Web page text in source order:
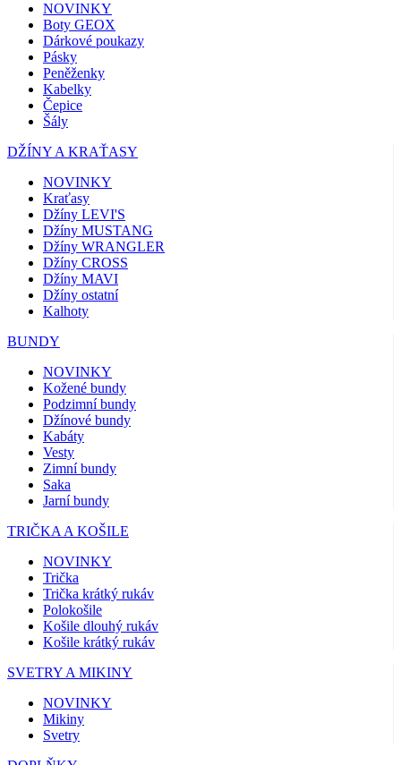
NOVINKY
Boty GEOX
Dárkové poukazy
Pásky
Peněženky
Kabelky
Čepice
Šály
DŽÍNY A KRAŤASY
NOVINKY
Kraťasy
Džíny LEVI'S
Džíny MUSTANG
Džíny WRANGLER
Džíny CROSS
Džíny MAVI
Džíny ostatní
Kalhoty
BUNDY
NOVINKY
Kožené bundy
Podzimní bundy
Džínové bundy
Kabáty
Vesty
Zimní bundy
Saka
Jarní bundy
TRIČKA A KOŠILE
NOVINKY
Trička
Trička krátký rukáv
Polokošile
Košile dlouhý rukáv
Košile krátký rukáv
SVETRY A MIKINY
NOVINKY
Mikiny
Svetry